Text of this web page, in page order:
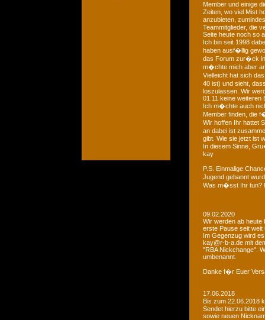
Member und einige
Zeiten, wo viel Mist
anzubieten,
Teammitglieder, die
Seite heute noch so
Ich bin seit 1998
haben ausf�llig
das Forum zur�ck
m�chte mich aber
Vielleicht hat sich
40 ist) und sieht,
loszulassen. Wir
01.11 keine weiteren
Ich m�chte auch
Member finden, die
Wir hoffen Ihr hattet
an dabei ist
gibt. Wie sie jetzt ist
In diesem Sinne,
kay
P.S. Einmalige
Jugend gebannt
Was m�sst Ihr tun?
09.02.2020
Wir werden ab heute
erste Pause seit weit
Im Gegenzug wird
kay@r-b-a.de mit
"RBA Nickchange".
umbenannt.
Danke f�r Euer
17.06.2018
Bis zum 22.06.2018
Sendet hierzu bitte
sowie neuen